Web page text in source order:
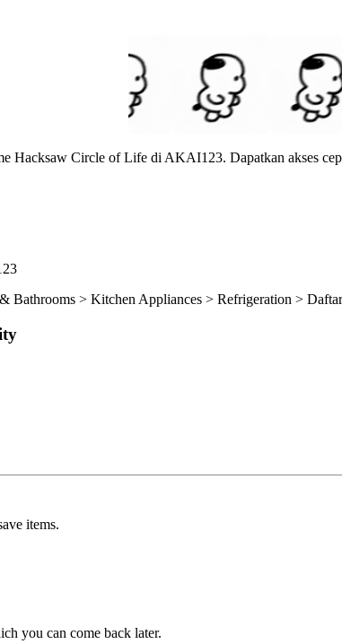
Hacksaw Circle of Life di AKAI123. Dapatkan akses
Bathrooms > Kitchen Appliances > Refrigeration >
items.
you can come back later.